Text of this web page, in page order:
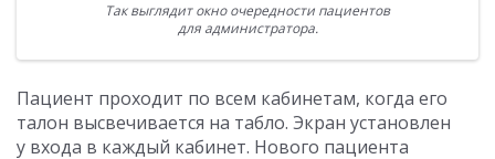
Так выглядит окно очередности пациентов
для администратора.
Пациент проходит по всем кабинетам, когда его
талон высвечивается на табло. Экран установлен
у входа в каждый кабинет. Нового пациента